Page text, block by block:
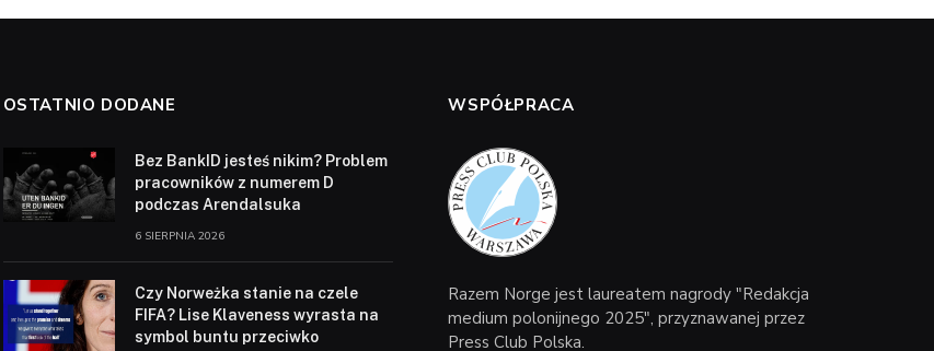
OSTATNIO DODANE
Bez BankID jesteś nikim? Problem
pracowników z numerem D
podczas Arendalsuka
6 SIERPNIA 2026
Czy Norweżka stanie na czele
FIFA? Lise Klaveness wyrasta na
symbol buntu przeciwko
WSPÓŁPRACA
Razem Norge jest laureatem nagrody "Redakcja
medium polonijnego 2025", przyznawanej przez
Press Club Polska.